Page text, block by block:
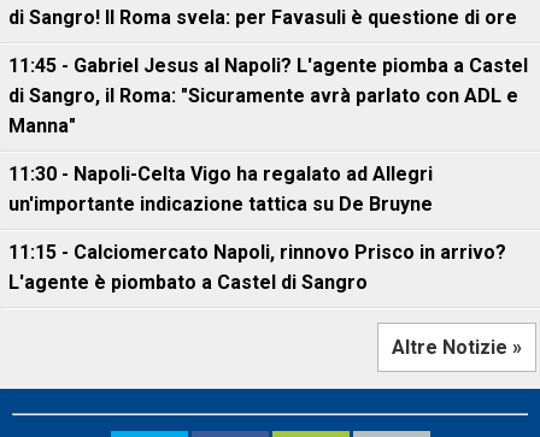
di Sangro! Il Roma svela: per Favasuli è questione di ore
11:45 - Gabriel Jesus al Napoli? L'agente piomba a Castel
di Sangro, il Roma: "Sicuramente avrà parlato con ADL e
Manna"
11:30 - Napoli-Celta Vigo ha regalato ad Allegri
un'importante indicazione tattica su De Bruyne
11:15 - Calciomercato Napoli, rinnovo Prisco in arrivo?
L'agente è piombato a Castel di Sangro
Altre Notizie »